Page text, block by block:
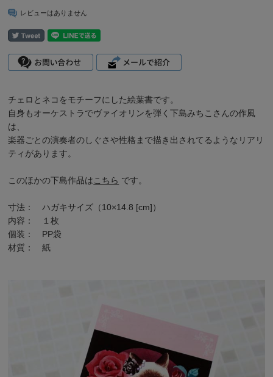
レビューはありません
チェロとネコをモチーフにした絵葉書です。
自身もオーケストラでヴァイオリンを弾く下島みちこ さんの作風
は、
楽器ごとの演奏者のしぐさや性格まで描き出されてるようなリアリ
ティがあります。
このほかの下島作品はこちら です。
寸法： ハガキサイズ（10×14.8 [cm]）
内容： １枚
個装： PP袋
材質： 紙